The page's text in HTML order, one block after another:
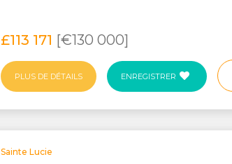
£113 171 [€130 000]
PLUS DE DÉTAILS ENREGISTRER
Sainte Lucie